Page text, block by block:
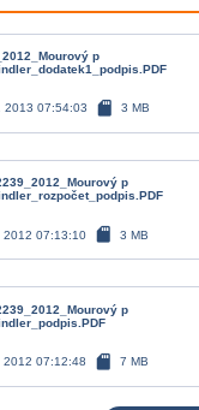
p
2013 07:54:03 sd_card 3 MB
p
2012 07:13:10 sd_card 3 MB
p
2012 07:12:48 sd_card 7 MB